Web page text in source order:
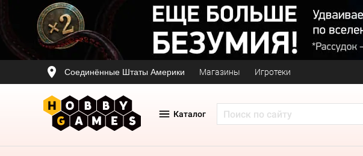
Соединённые Штаты Америки Магазины Игротеки
Каталог